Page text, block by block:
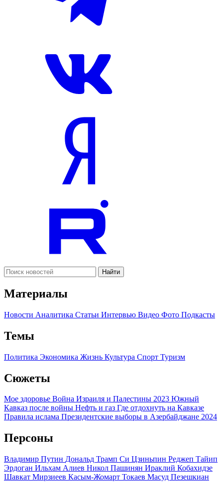
Найти
Материалы
Новости Аналитика Статьи Интервью Видео Фото Подкасты
Темы
Политика Экономика Жизнь Культура Спорт Туризм
Сюжеты
Мое здоровье Война Израиля и Палестины 2023 Южный
Кавказ после войны Нефть и газ Где отдохнуть на Кавказе
Правила ислама Президентские выборы в Азербайджане 2024
Персоны
Владимир Путин Дональд Трамп Си Цзиньпин Реджеп Тайип
Эрдоган Ильхам Алиев Никол Пашинян Ираклий Кобахидзе
Шавкат Мирзиеев Касым-Жомарт Токаев Масуд Пезешкиан